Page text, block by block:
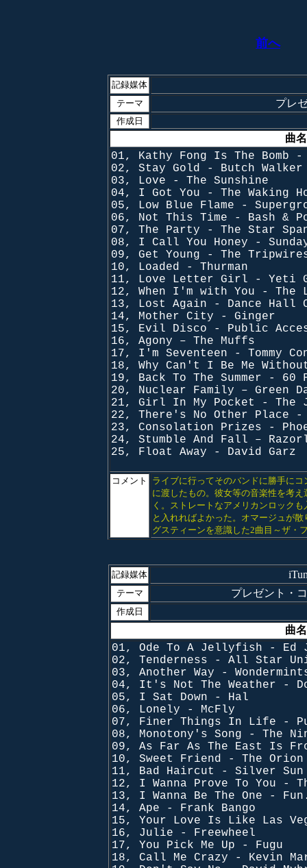
前へ
記録媒体
テーマ
プレ
作成日
曲
01, Kathy Fong Is The Bomb -
02, Stay Gold - Butch Walker
03, Love - The Sunshine
04, I Got You - The Waking
05, Low Blue Flame -
06, Not This Time - Bash &
07, The Party - The Star
08, I Call You Honey -
09, Get Young - The
10, Loaded - Thurman
11, Love Letter Girl - Yeti
12, When I'm with You - The
13, Lost Again - Dance Hall
14, Mother City - Ginger
15, Evil Disco - Public
16, Agony – The Muffs
17, I'm Seventeen - Tommy
18, Why Can't I Be Me
19, Back To The Summer -
20, Nuclear Family – Green
21, Girl In My Pocket - The
22, There's No Other Place -
23, Consolation Prizes -
24, Stumble And Fall –
25, Float Away - David Garz
コメント
ライブに行ってそのバンドに勝手に
に渡したもの。彼女等の音楽性を考
く。ストレートなアメリカンロック
と入れればよかった。オマージュが
グスティーンを意識した2曲目～ザ・
記録媒体
テーマ プレゼント・
作成日
曲
01, Ode To A Jellyfish - Ed
02, Tenderness - All Star
03, Another Way -
04, It's Not The Weather -
05, I Sat Down - Hal
06, Lonely - McFly
07, Finer Things In Life -
08, Monotony's Song - The
09, As Far As The East Is
10, Sweet Friend - The Orion
11, Bad Haircut - Silver Sun
12, I Wanna Prove To You -
13, I Wanna Be The One -
14, Ape - Frank Bango
15, Your Love Is Like Las
16, Julie - Freewheel
17, You Pick Me Up - Fugu
18, Call Me Crazy - Kevin